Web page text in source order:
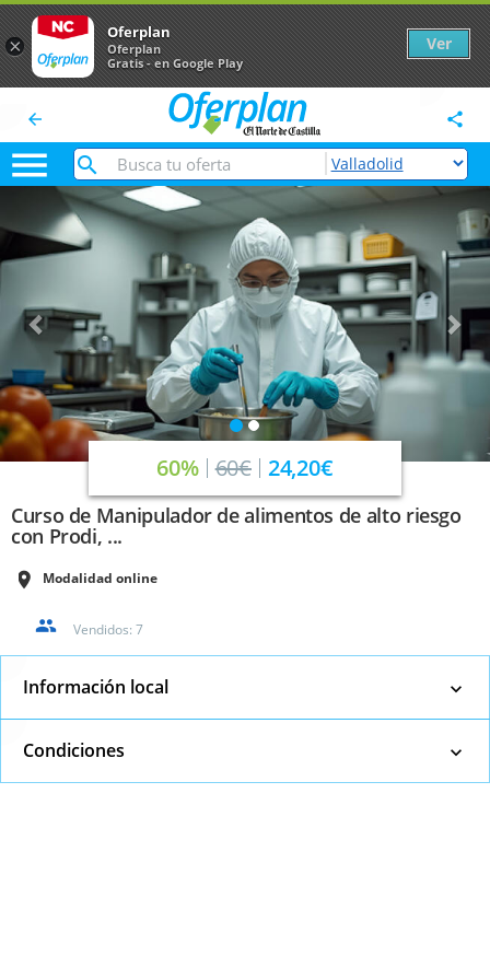
arrow_back share

Anterior
60% 60€ 24,20€
Curso de Manipulador de alimentos de alto riesgo
con Prodi, ...
Modalidad online
Vendidos: 7
Información local
Condiciones
×
Oferplan
Oferplan
Gratis - en Google Play
Ver